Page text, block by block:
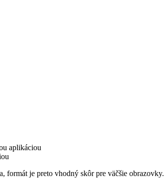
aplikáciou
formát je preto vhodný skôr pre väčšie obrazovky.